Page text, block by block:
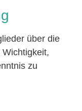
über die
zu